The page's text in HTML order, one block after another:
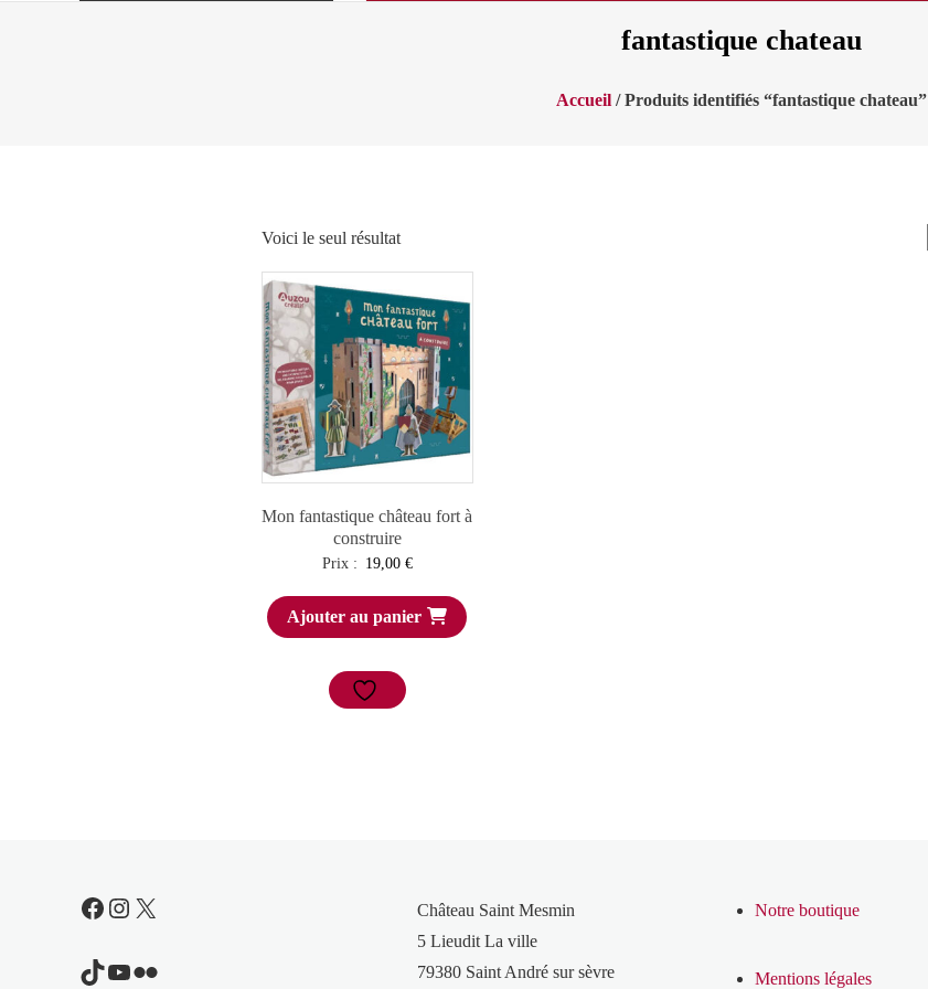
fantastique chateau
Accueil / Produits identifiés “fantastique chateau”
Voici le seul résultat
Mon fantastique château fort à
construire
Prix : 19,00 €
Ajouter au panier
Facebook
Instagram
X
TikTok
YouTube
Flickr
Château Saint Mesmin
5 Lieudit La ville
79380 Saint André sur sèvre
Notre boutique
Mentions légales